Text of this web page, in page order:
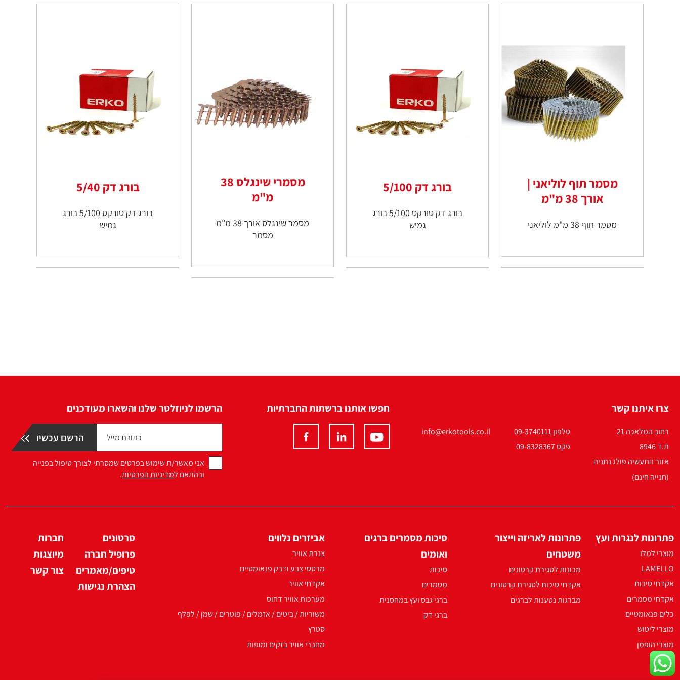
מסמר תוף לוליאני |
אורך 38 מ"מ
מסמר תוף 38 מ"מ לוליאני
בורג דק 5/100
בורג דק טורקס 5/100 בורג
גמיש
מסמרי שינגלס 38
מ"מ
מסמר שינגלס אורך 38 מ"מ
מסמר
בורג דק 5/40
בורג דק טורקס 5/100 בורג
גמיש
צרו איתנו קשר
רחוב המלאכה 21
ת.ד 8946
אזור התעשיה פולג נתניה
(חנייה חינם)
טלפון 09-3740111
פקס 09-8328367
info@erkotools.co.il
חפשו אותנו ברשתות החברתיות הרשמו לניוזלטר שלנו והשארו מעודכנים
אני מאשר/ת שימוש בפרטים שמסרתי לצורך טיפול בפנייה
ובהתאם למדיניות הפרטיות.
פתרונות לנגרות ועץ
מוצרי למלו
LAMELLO
אקדחי סיכות
אקדחי מסמרים
כלים פנאומטיים
מוצרי ליטוש
מוצרי הופמן
פתרונות לאריזה וייצור
משטחים
מכונות לסגירת קרטונים
אקדחי סיכות לסגירת קרטונים
מברגות נטענות לברגים
סיכות מסמרים ברגים
ואומים
סיכות
מסמרים
ברגי גבס ועץ במחסנית
ברגי דק
אביזרים נלווים
צנרת אוויר
מרססי צבע ודבק פנאומטיים
אקדחי אוויר
מערכות אוויר דחוס
משוריות / ביטים / אזמלים / פוטרים / שמן / לפלף
סטרץ
מחברי אוויר בזקים ומופות
סרטונים
פרופיל חברה
טיפים/מאמרים
הצהרת נגישות
חברות
מיוצגות
צור קשר